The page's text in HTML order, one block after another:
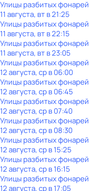
Улицы разбитых фонарей
11 августа, вт в 21:25
Улицы разбитых фонарей
11 августа, вт в 22:15
Улицы разбитых фонарей
11 августа, вт в 23:05
Улицы разбитых фонарей
12 августа, ср в 06:00
Улицы разбитых фонарей
12 августа, ср в 06:45
Улицы разбитых фонарей
12 августа, ср в 07:40
Улицы разбитых фонарей
12 августа, ср в 08:30
Улицы разбитых фонарей
12 августа, ср в 15:25
Улицы разбитых фонарей
12 августа, ср в 16:15
Улицы разбитых фонарей
12 августа, ср в 17:05